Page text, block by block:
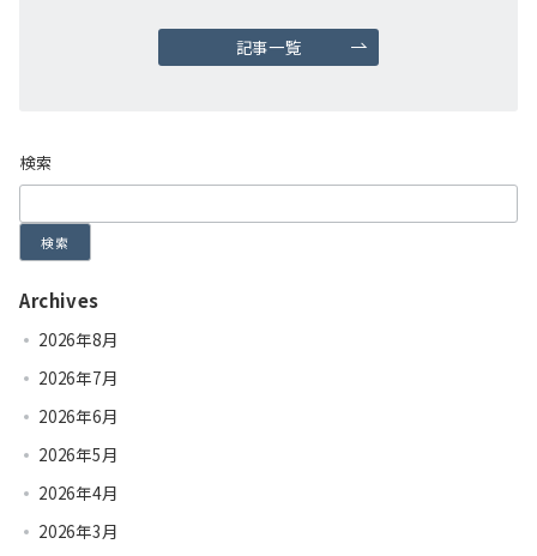
記事一覧
検索
検索
Archives
2026年8月
2026年7月
2026年6月
2026年5月
2026年4月
2026年3月